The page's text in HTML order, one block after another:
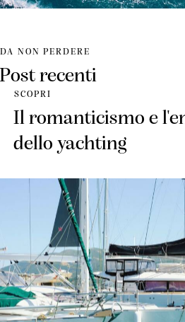
DA NON PERDERE
Post recenti
SCOPRI
Il romanticismo e
dello yachting
NEWS STANDARD
TRENDS , YACHTING